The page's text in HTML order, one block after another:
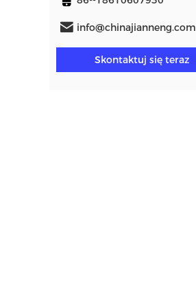
info@chinajianneng.com
Skontaktuj się teraz